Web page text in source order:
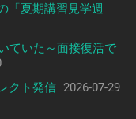
「夏期講習見学週
ていた～面接復活で
クト発信 2026-07-29